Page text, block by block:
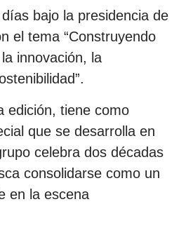
bajo la presidencia de
el tema “Construyendo
innovación, la
edición, tiene como
que se desarrolla en
celebra dos décadas
consolidarse como un
en la escena